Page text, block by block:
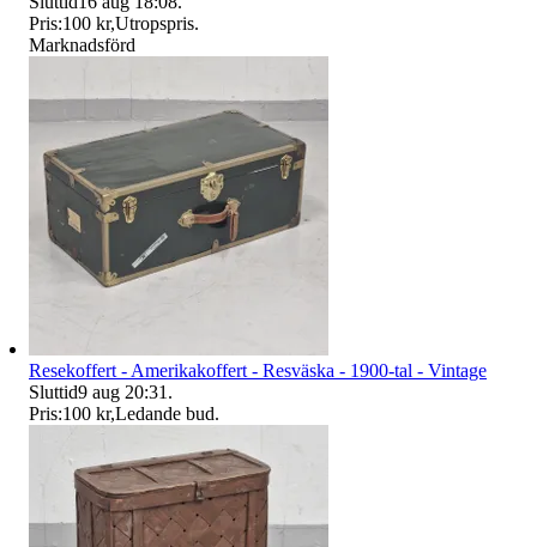
Pris:100 kr,Utropspris.
Marknadsförd
Resekoffert - Amerikakoffert - Resväska - 1900-tal - Vintage
Sluttid9 aug 20:31 .
Pris:100 kr,Ledande bud.